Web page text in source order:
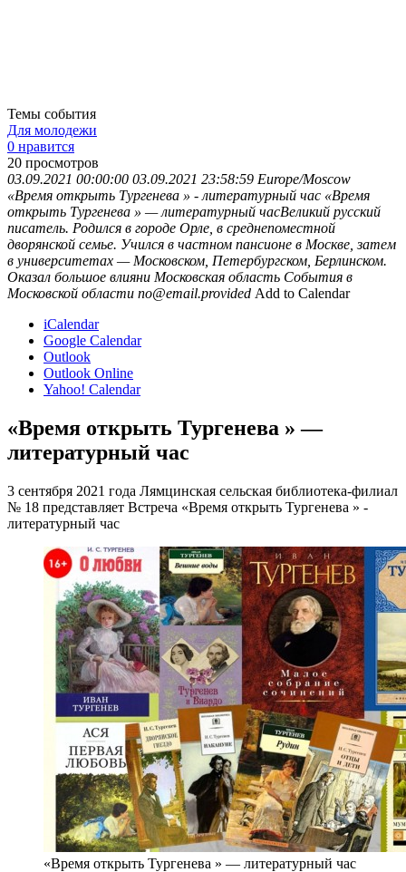
Темы события
Для молодежи
0 нравится
20 просмотров
03.09.2021 00:00:00 03.09.2021 23:58:59 Europe/Moscow
«Время открыть Тургенева » - литературный час «Время
открыть Тургенева » — литературный часВеликий русский
писатель. Родился в городе Орле, в среднепоместной
дворянской семье. Учился в частном пансионе в Москве, затем
в университетах — Московском, Петербургском, Берлинском.
Оказал большое влияни Московская область События в
Московской области no@email.provided Add to Calendar
iCalendar
Google Calendar
Outlook
Outlook Online
Yahoo! Calendar
«Время открыть Тургенева » —
литературный час
3 сентября 2021 года Лямцинская сельская библиотека-филиал
№ 18 представляет Встреча «Время открыть Тургенева » -
литературный час
«Время открыть Тургенева » — литературный час